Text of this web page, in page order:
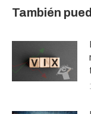
También